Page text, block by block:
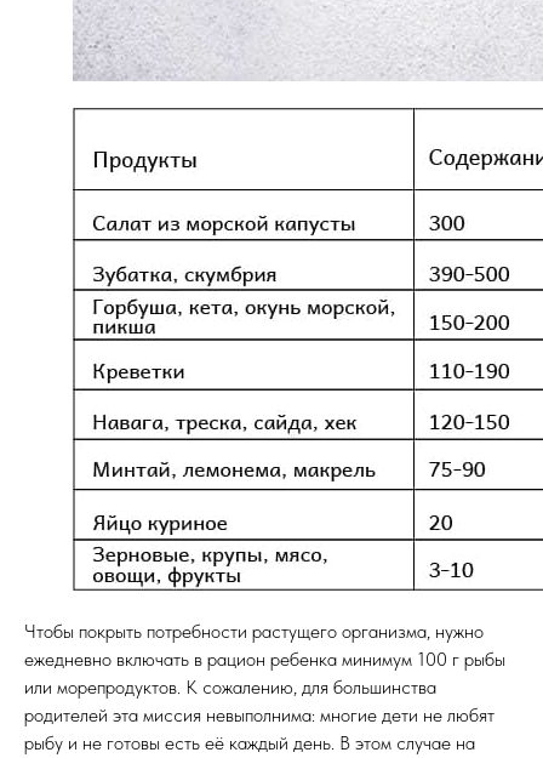
Чтобы покрыть потребности растущего организма, нужно
ежедневно включать в рацион ребенка минимум 100 г рыбы
или морепродуктов. К сожалению, для большинства
родителей эта миссия невыполнима: многие дети не любят
рыбу и не готовы есть её каждый день. В этом случае на